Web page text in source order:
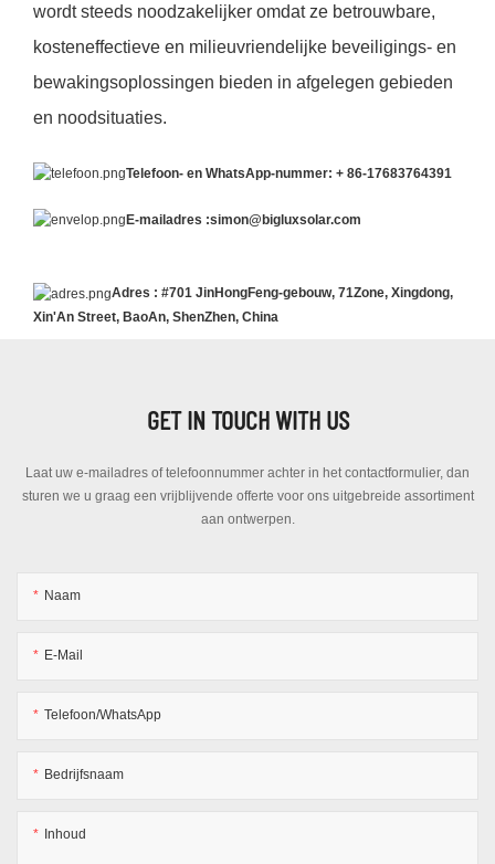
wordt steeds noodzakelijker omdat ze betrouwbare,
kosteneffectieve en milieuvriendelijke beveiligings- en
bewakingsoplossingen bieden in afgelegen gebieden
en noodsituaties.
Telefoon- en WhatsApp-nummer: + 86-17683764391
E-mailadres :simon@bigluxsolar.com
Adres : #701 JinHongFeng-gebouw, 71Zone, Xingdong,
Xin'An Street, BaoAn, ShenZhen, China
GET IN TOUCH WITH US
Laat uw e-mailadres of telefoonnummer achter in het contactformulier, dan
sturen we u graag een vrijblijvende offerte voor ons uitgebreide assortiment
aan ontwerpen.
Naam
E-Mail
Telefoon/WhatsApp
Bedrijfsnaam
Inhoud